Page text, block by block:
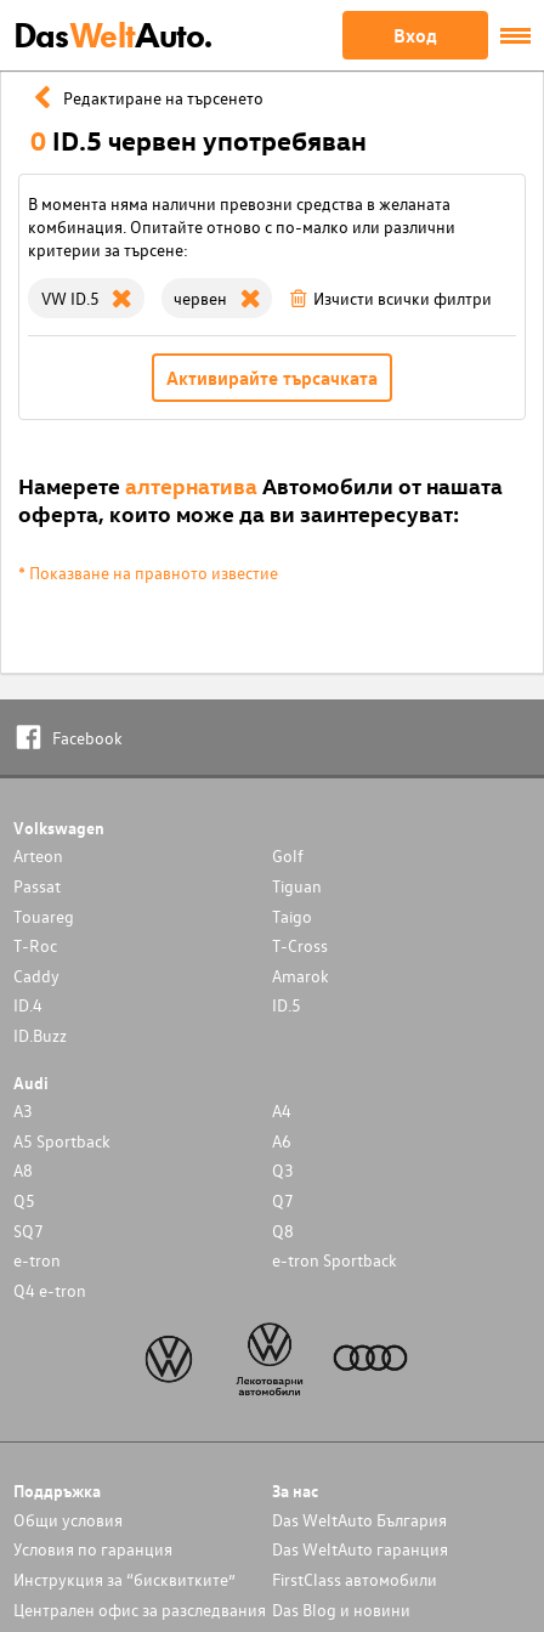
DasWeltAuto. Вход
Редактиране на търсенето
0 ID.5 червен употребяван
В момента няма налични превозни средства в желаната
комбинация. Опитайте отново с по-малко или различни
критерии за търсене:
VW ID.5 червен Изчисти всички филтри
Активирайте търсачката
Намерете алтернативаАвтомобили от нашата
оферта, които може да ви заинтересуват:
* Показване на правното известие
Facebook
Volkswagen
Arteon
Golf
Passat
Tiguan
Touareg
Taigo
T-Roc
T-Cross
Caddy
Amarok
ID.4
ID.5
ID.Buzz
Audi
A3
A4
A5 Sportback
A6
A8
Q3
Q5
Q7
SQ7
Q8
e-tron
e-tron Sportback
Q4 e-tron
Поддръжка
Общи условия
Условия по гаранция
Инструкция за “бисквитките”
Централен офис за разследвания
За нас
Das WeltAuto България
Das WeltAuto гаранция
FirstClass автомобили
Das Blog и новини